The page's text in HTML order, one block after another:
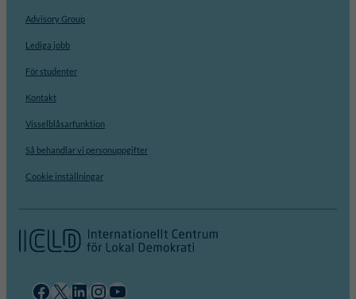
Advisory Group
Lediga jobb
För studenter
Kontakt
Visselblåsarfunktion
Så behandlar vi personuppgifter
Cookie inställningar
Facebook X LinkedIn InstagramYouTube